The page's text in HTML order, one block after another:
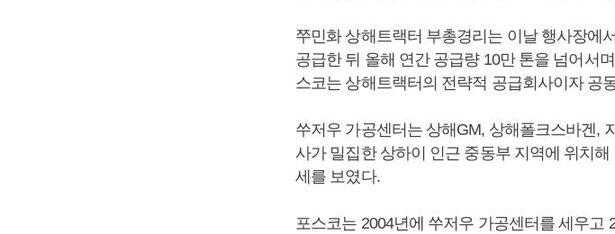
쭈민화 상해트랙터 부총경리는 이날 행사장에
공급한 뒤 올해 연간 공급량 10만 톤을 넘어서
스코는 상해트랙터의 전략적 공급회사이자 공
쑤저우 가공센터는 상해GM, 상해폴크스바겐,
사가 밀집한 상하이 인근 중동부 지역에 위치
세를 보였다.
포스코는 2004년에 쑤저우 가공센터를 세우고